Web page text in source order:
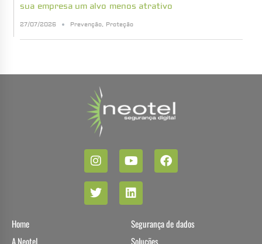
sua empresa um alvo menos atrativo
27/07/2026 Prevenção Proteção
Home
A Neotel
Segurança de dados
Soluções